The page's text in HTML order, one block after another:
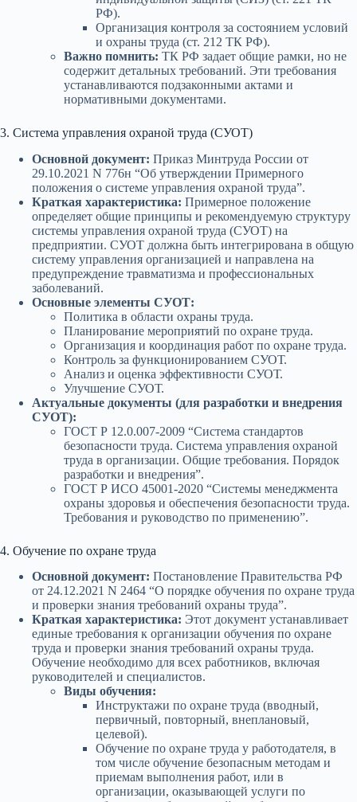
РФ).
Организация контроля за состоянием условий
и охраны труда (ст. 212 ТК РФ).
Важно помнить: ТК РФ задает общие рамки, но не
содержит детальных требований. Эти требования
устанавливаются подзаконными актами и
нормативными документами.
3. Система управления охраной труда (СУОТ)
Основной документ: Приказ Минтруда России от
29.10.2021 N 776н “Об утверждении Примерного
положения о системе управления охраной труда”.
Краткая характеристика: Примерное положение
определяет общие принципы и рекомендуемую структуру
системы управления охраной труда (СУОТ) на
предприятии. СУОТ должна быть интегрирована в общую
систему управления организацией и направлена на
предупреждение травматизма и профессиональных
заболеваний.
Основные элементы СУОТ:
Политика в области охраны труда.
Планирование мероприятий по охране труда.
Организация и координация работ по охране труда.
Контроль за функционированием СУОТ.
Анализ и оценка эффективности СУОТ.
Улучшение СУОТ.
Актуальные документы (для разработки и внедрения
СУОТ):
ГОСТ Р 12.0.007-2009 “Система стандартов
безопасности труда. Система управления охраной
труда в организации. Общие требования. Порядок
разработки и внедрения”.
ГОСТ Р ИСО 45001-2020 “Системы менеджмента
охраны здоровья и обеспечения безопасности труда.
Требования и руководство по применению”.
4. Обучение по охране труда
Основной документ: Постановление Правительства РФ
от 24.12.2021 N 2464 “О порядке обучения по охране труда
и проверки знания требований охраны труда”.
Краткая характеристика: Этот документ устанавливает
единые требования к организации обучения по охране
труда и проверки знания требований охраны труда.
Обучение необходимо для всех работников, включая
руководителей и специалистов.
Виды обучения:
Инструктажи по охране труда (вводный,
первичный, повторный, внеплановый,
целевой).
Обучение по охране труда у работодателя, в
том числе обучение безопасным методам и
приемам выполнения работ, или в
организации, оказывающей услуги по